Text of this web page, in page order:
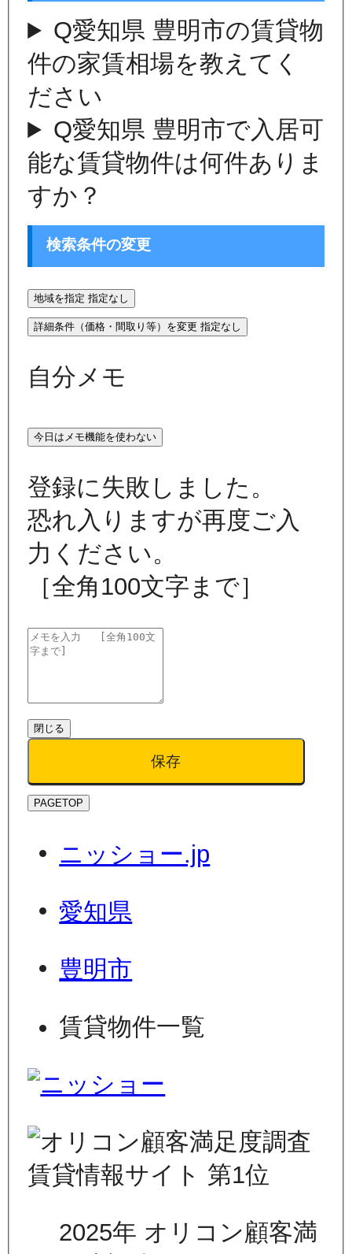
Q愛知県 豊明市の賃貸物
件の家賃相場を教えてく
ださい
Q愛知県 豊明市で入居可
能な賃貸物件は何件ありま
すか？
検索条件の変更
地域を指定 指定なし
詳細条件（価格・間取り等）を変更 指定なし
自分メモ
今日はメモ機能を使わない
登録に失敗しました。
恐れ入りますが再度ご入
力ください。
［全角100文字まで］
閉じる
保存
PAGETOP
ニッショー.jp
愛知県
豊明市
賃貸物件一覧
2025年 オリコン顧客満